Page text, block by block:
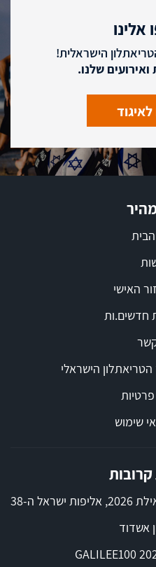
אלינו
הישראלית!
שלנו.
מהיר
האישי
חדשים.ות
הישראלי
שימוש
קרובות
ה-38
אשדוד